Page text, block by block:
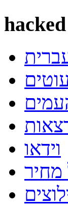
וידאו
מחיר